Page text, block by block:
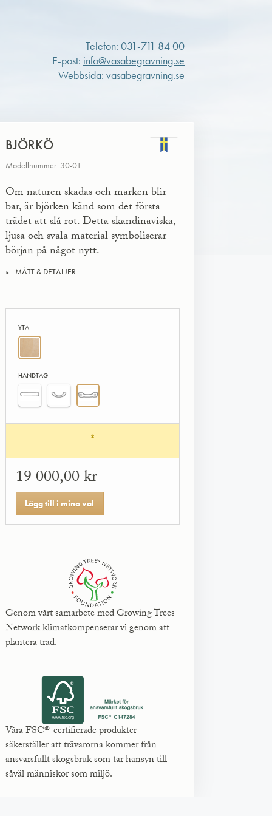
Telefon: 031-711 84 00
E-post: info@vasabegravning.se
Webbsida: vasabegravning.se
BJÖRKÖ
Modellnummer: 30-01
Om naturen skadas och marken blir
bar, är björken känd som det första
trädet att slå rot. Detta skandinaviska,
ljusa och svala material symboliserar
början på något nytt.
MÅTT & DETALJER
YTA
HANDTAG
*
19 000,00 kr
Lägg till i mina val
Genom vårt samarbete med Growing Trees
Network klimatkompenserar vi genom att
plantera träd.
Våra FSC®-certifierade produkter
säkerställer att trävarorna kommer från
ansvarsfullt skogsbruk som tar hänsyn till
såväl människor som miljö.